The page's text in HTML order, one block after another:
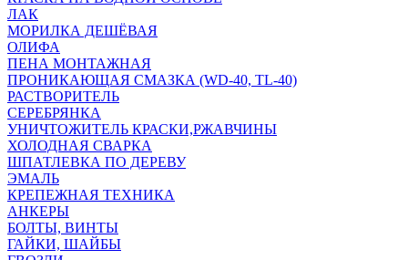
ЛАК
МОРИЛКА ДЕШЁВАЯ
ОЛИФА
ПЕНА МОНТАЖНАЯ
ПРОНИКАЮЩАЯ СМАЗКА (WD-40, TL-40)
РАСТВОРИТЕЛЬ
СЕРЕБРЯНКА
УНИЧТОЖИТЕЛЬ КРАСКИ,РЖАВЧИНЫ
ХОЛОДНАЯ СВАРКА
ШПАТЛЕВКА ПО ДЕРЕВУ
ЭМАЛЬ
КРЕПЕЖНАЯ ТЕХНИКА
АНКЕРЫ
БОЛТЫ, ВИНТЫ
ГАЙКИ, ШАЙБЫ